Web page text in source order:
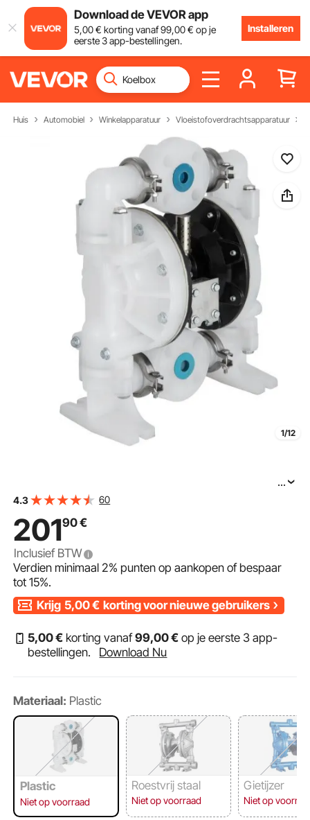
Download de VEVOR app
5,00€ korting vanaf99,00€ op je
eerste 3 app-bestellingen.
Installeren
Huis Automobiel Winkelapparatuur Vloeistofoverdrachtsapparatuur
1/12
VEVOR luchtbediende dubbelmembraanpomp, 1 inch
...
4.3 60
20190€
Inclusief BTW
Verdien minimaal2% punten op aankopen of bespaar
tot15%.
Krijg 5,00€ korting voor nieuwe gebruikers
5,00€ korting vanaf99,00€ op je eerste 3 app-
bestellingen.
Download Nu
Materiaal: Plastic
Plastic
Niet op voorraad
Roestvrij staal
Niet op voorraad
Gietijzer
Niet op